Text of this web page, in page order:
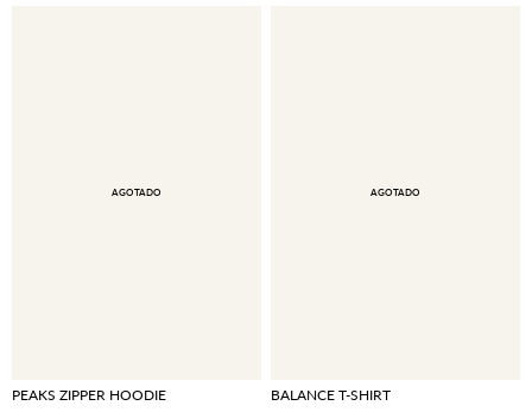
AGOTADO
PEAKS ZIPPER HOODIE
AGOTADO
BALANCE T-SHIRT